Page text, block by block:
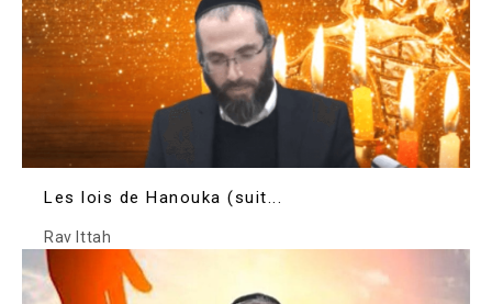
Les lois de Hanouka (suit...
Rav Ittah